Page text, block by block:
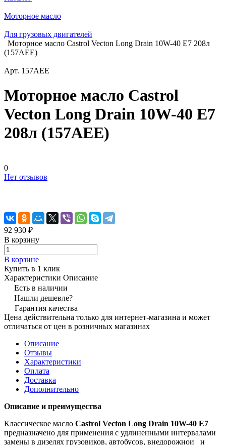
Моторное масло
Для грузовых двигателей
Моторное масло Castrol Vecton Long Drain 10W-40 Е7 208л
(157AEE)
Арт. 157AEE
Моторное масло Castrol
Vecton Long Drain 10W-40 Е7
208л (157AEE)
0
Нет отзывов
92 930 ₽
В корзину
В корзине
Купить в 1 клик
Характеристики Описание
Есть в наличии
Нашли дешевле?
Гарантия качества
Цена действительна только для интернет-магазина и может
отличаться от цен в розничных магазинах
Описание
Отзывы
Характеристики
Оплата
Доставка
Дополнительно
Описание и преимущества
Классическое масло Castrol Vecton Long Drain 10W-40 Е7
предназначено для применения c удлиненными интервалами
замены в дизелях грузовиков, автобусов, внедорожнои_ и